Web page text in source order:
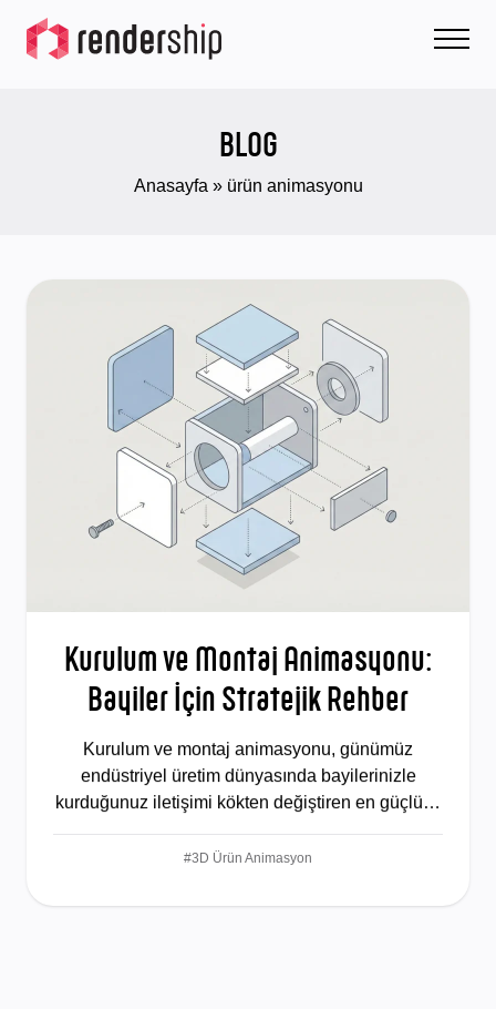
BLOG
Anasayfa » ürün animasyonu
Kurulum ve Montaj Animasyonu:
Bayiler İçin Stratejik Rehber
Kurulum ve montaj animasyonu, günümüz
endüstriyel üretim dünyasında bayilerinizle
kurduğunuz iletişimi kökten değiştiren en güçlü…
#3D Ürün Animasyon